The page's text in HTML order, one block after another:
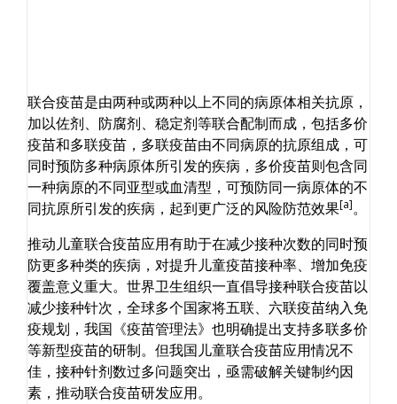
联合疫苗是由两种或两种以上不同的病原体相关抗原，
加以佐剂、防腐剂、稳定剂等联合配制而成，包括多价
疫苗和多联疫苗，多联疫苗由不同病原的抗原组成，可
同时预防多种病原体所引发的疾病，多价疫苗则包含同
一种病原的不同亚型或血清型，可预防同一病原体的不
同抗原所引发的疾病，起到更广泛的风险防范效果[a]。
推动儿童联合疫苗应用有助于在减少接种次数的同时预
防更多种类的疾病，对提升儿童疫苗接种率、增加免疫
覆盖意义重大。世界卫生组织一直倡导接种联合疫苗以
减少接种针次，全球多个国家将五联、六联疫苗纳入免
疫规划，我国《疫苗管理法》也明确提出支持多联多价
等新型疫苗的研制。但我国儿童联合疫苗应用情况不
佳，接种针剂数过多问题突出，亟需破解关键制约因
素，推动联合疫苗研发应用。